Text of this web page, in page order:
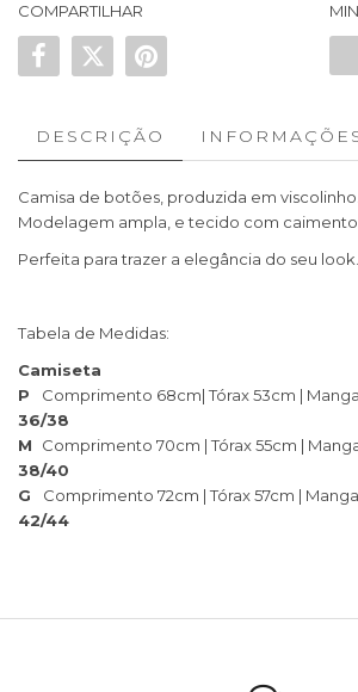
COMPARTILHAR
DESCRIÇÃO
Camisa de botões, produzida em viscolinho.
Modelagem ampla, e tecido com
Perfeita para trazer a elegância do seu
Tabela de Medidas:
Camiseta
P
Comprimento 68cm| Tórax 53cm |
36/38
M Comprimento 70cm | Tórax 55cm |
38/40
G
Comprimento 72cm | Tórax 57cm |
42/44